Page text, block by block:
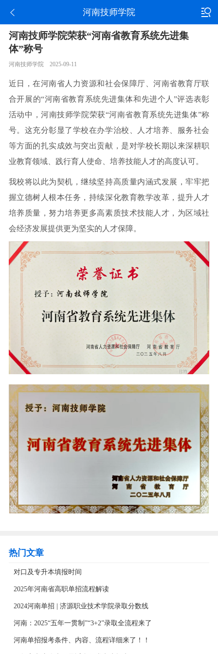
河南技师学院
河南技师学院荣获“河南省教育系统先进集
体”称号
河南技师学院 2025-09-11
近日，在河南省人力资源和社会保障厅、河南省教育厅联
合开展的“河南省教育系统先进集体和先进个人”评选表彰
活动中，河南技师学院荣获“河南省教育系统先进集体”称
号。这充分彰显了学校在办学治校、人才培养、服务社会
等方面的扎实成效与突出贡献，是对学校长期以来深耕职
业教育领域、践行育人使命、培养技能人才的高度认可。
我校将以此为契机，继续坚持高质量内涵式发展，牢牢把
握立德树人根本任务，持续深化教育教学改革，提升人才
培养质量，努力培养更多高素质技术技能人才，为区域社
会经济发展提供更为坚实的人才保障。
热门文章
对口及专升本填报时间
2025年河南省高职单招流程解读
2024河南单招 | 济源职业技术学院录取分数线
河南：2025“五年一贯制”“3+2”录取全流程来了
河南单招报考条件、内容、流程详细来了！！